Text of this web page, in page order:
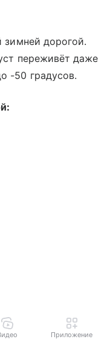
зимней дорогой.
переживёт даже
-50 градусов.
Приложение